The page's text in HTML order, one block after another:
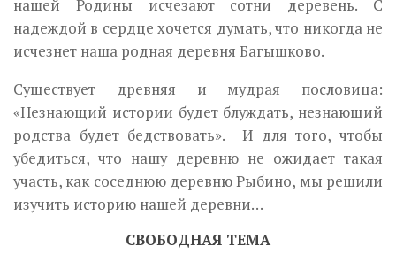
нашей Родины исчезают сотни деревень. С
надеждой в сердце хочется думать, что никогда не
исчезнет наша родная деревня Багышково.
Существует древняя и мудрая пословица:
«Незнающий истории будет блуждать, незнающий
родства будет бедствовать». И для того, чтобы
убедиться, что нашу деревню не ожидает такая
участь, как соседнюю деревню Рыбино, мы решили
изучить историю нашей деревни…
СВОБОДНАЯ ТЕМА